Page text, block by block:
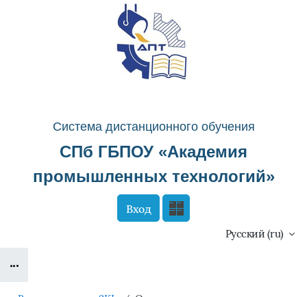
Перейти к основному содержанию
Система дистанционного обучения
СПб ГБПОУ «Академия
промышленных технологий»
Вход
Русский ‎(ru)‎